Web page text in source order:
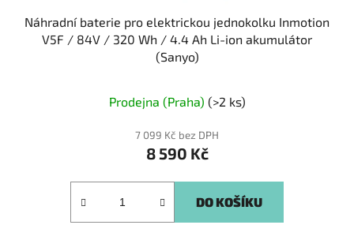
Náhradní baterie pro elektrickou jednokolku Inmotion
V5F / 84V / 320 Wh / 4.4 Ah Li-ion akumulátor
(Sanyo)
Prodejna (Praha) (>2 ks)
7 099 Kč bez DPH
8 590 Kč
DO KOŠÍKU